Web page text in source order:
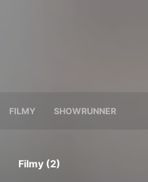
FILMY SHOWRUNNER
Filmy (2)